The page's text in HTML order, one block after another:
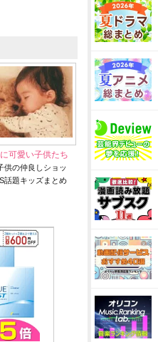
可愛い子供たち
供の仲良しショッ
話題キッズまとめ